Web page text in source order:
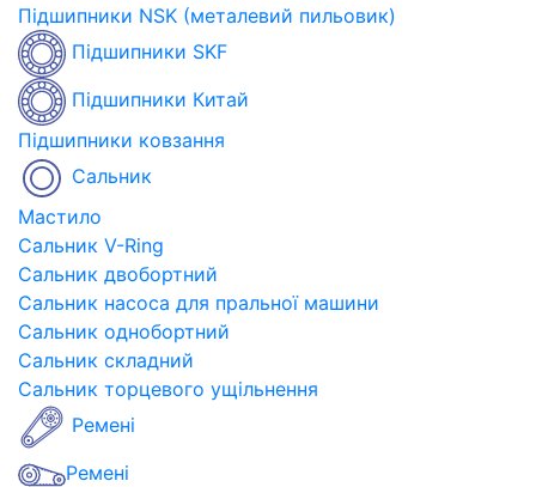
Підшипники NSK (металевий пильовик)
Підшипники SKF
Підшипники Китай
Підшипники ковзання
Сальник
Мастило
Сальник V-Ring
Сальник двобортний
Сальник насоса для пральної машини
Сальник однобортний
Сальник складний
Сальник торцевого ущільнення
Ремені
Ремені